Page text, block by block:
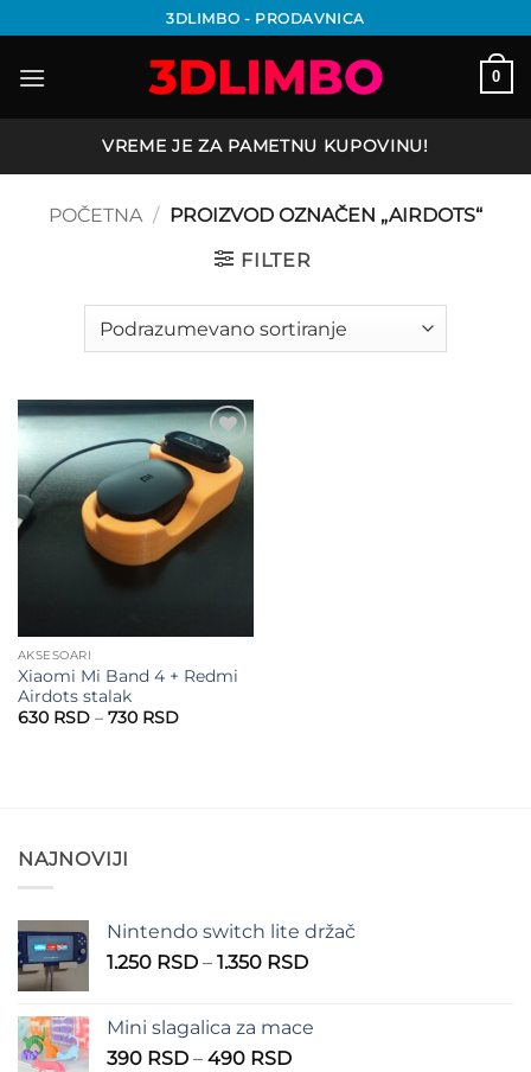
na
sadržaj
3DLIMBO - PRODAVNICA
0
VREME JE ZA PAMETNU KUPOVINU!
POČETNA / PROIZVOD OZNAČEN „AIRDOTS“
FILTER
Add to
wishlist
AKSESOARI
Xiaomi Mi Band 4 + Redmi
Airdots stalak
630 RSD – 730 RSDRaspon
NAJNOVIJI
Nintendo switch lite držač
1.250 RSD – 1.350 RSDRaspon
1.250 RSD
Mini slagalica za mace
390 RSD – 490 RSDRaspon